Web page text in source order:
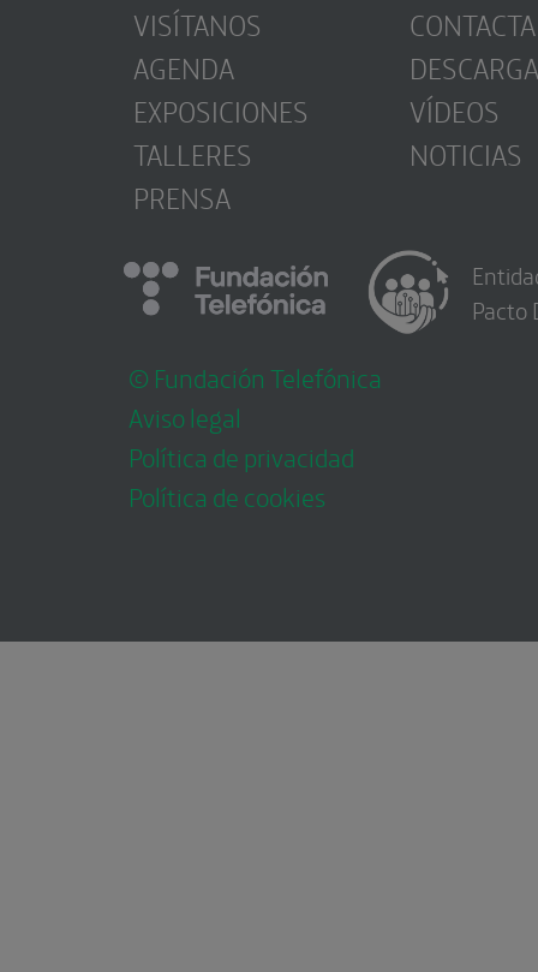
VISÍTANOS
AGENDA
EXPOSICIONES
TALLERES
PRENSA
CONTACTA
VÍDEOS
NOTICIAS
© Fundación Telefónica
Aviso legal
Política de privacidad
Política de cookies
Pacto